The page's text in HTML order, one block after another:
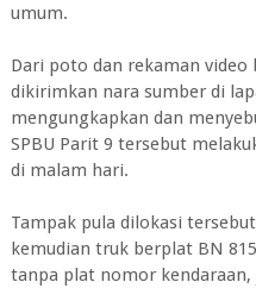
umum.
Dari poto dan rekaman
dikirimkan nara sumber di
mengungkapkan dan
SPBU Parit 9 tersebut
di malam hari.
Tampak pula dilokasi
kemudian truk berplat BN
tanpa plat nomor kendaraan,